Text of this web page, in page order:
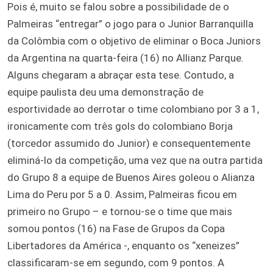
Pois é, muito se falou sobre a possibilidade de o
Palmeiras “entregar” o jogo para o Junior Barranquilla
da Colômbia com o objetivo de eliminar o Boca Juniors
da Argentina na quarta-feira (16) no Allianz Parque.
Alguns chegaram a abraçar esta tese. Contudo, a
equipe paulista deu uma demonstração de
esportividade ao derrotar o time colombiano por 3 a 1,
ironicamente com três gols do colombiano Borja
(torcedor assumido do Junior) e consequentemente
eliminá-lo da competição, uma vez que na outra partida
do Grupo 8 a equipe de Buenos Aires goleou o Alianza
Lima do Peru por 5 a 0. Assim, Palmeiras ficou em
primeiro no Grupo – e tornou-se o time que mais
somou pontos (16) na Fase de Grupos da Copa
Libertadores da América -, enquanto os “xeneizes”
classificaram-se em segundo, com 9 pontos. A